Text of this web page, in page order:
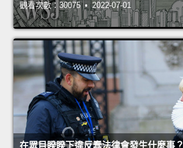
觀看次數：30075 • 2022-07-01
在眾目睽睽下違反蠢法律會發生什麼事？